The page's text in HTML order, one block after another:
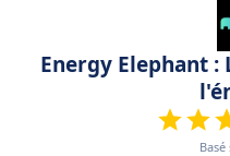
Energy Elephant